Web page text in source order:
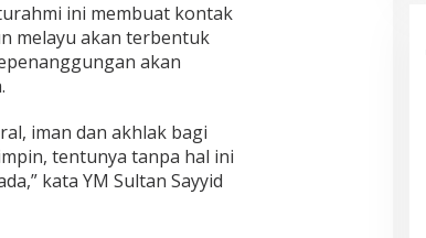
ini membuat kontak
melayu akan terbentuk
akan
iman dan akhlak bagi
tentunya tanpa hal ini
kata YM Sultan Sayyid